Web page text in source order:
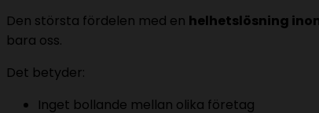
Den största fördelen med en helhetslösning
bara oss.
Det betyder:
Inget bollande mellan olika företag